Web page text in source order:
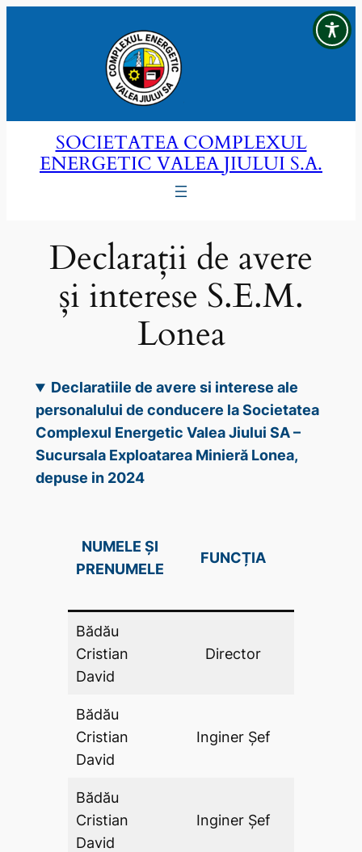
SOCIETATEA COMPLEXUL
ENERGETIC VALEA JIULUI S.A.
Declarații de avere
și interese S.E.M.
Lonea
Declaratiile de avere si interese ale
personalului de conducere la Societatea
Complexul Energetic Valea Jiului SA –
Sucursala Exploatarea Minieră Lonea,
depuse in 2024
NUMELE ȘI
PRENUMELE
FUNCȚIA
Bădău
Cristian
David
Director
Bădău
Cristian
David
Inginer Şef
Bădău
Cristian
David
Inginer Şef